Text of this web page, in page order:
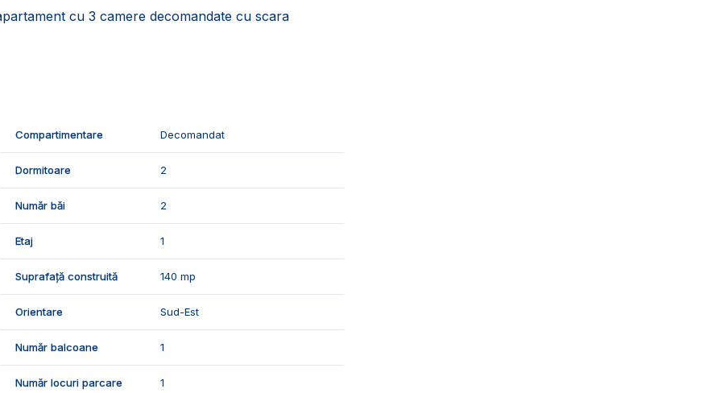
cu 3 camere decomandate cu scara
izolatia termica, geamuri termopan, usa metalica, aer
Compartimentare Decomandat
Dormitoare 2
Număr băi 2
Etaj 1
Suprafață construită 140 mp
Orientare Sud-Est
Număr balcoane 1
Număr locuri parcare 1